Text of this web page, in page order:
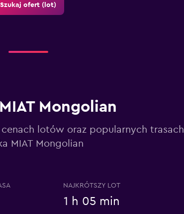
Szukaj ofert (lot)
Mongolian
lotów oraz popularnych trasach
MIAT Mongolian
NAJKRÓTSZY LOT
1 h 05 min